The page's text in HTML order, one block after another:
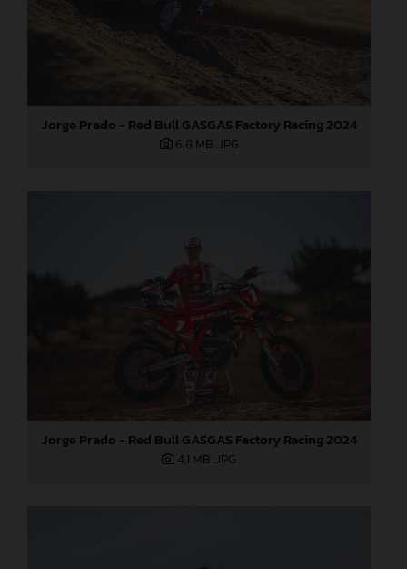
Jorge Prado - Red Bull GASGAS Factory Racing 2024
6,8 MB .JPG
Jorge Prado - Red Bull GASGAS Factory Racing 2024
4,1 MB .JPG